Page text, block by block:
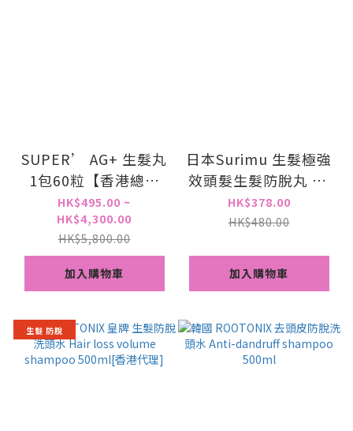
SUPER’ AG+ 生髮丸
1包60粒【香港總代
理】🔹凡購2包送1支
生髮頭皮精華20ml🔹
HK$495.00 ~
HK$4,300.00
HK$5,800.00
加入購物車
日本Surimu 生髮極強
效頭髮生髮防脫丸 60
粒 原裝行貨 脫髮 掉髮
防脫育髮 止脫再生
HK$378.00
HK$480.00
加入購物車
生髮 防脫